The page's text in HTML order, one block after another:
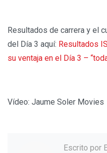
Resultados de carrera y el
del Día 3 aquí: Resultados
su ventaja en el Día 3 –
Vídeo: Jaume Soler Movies
Escrito por